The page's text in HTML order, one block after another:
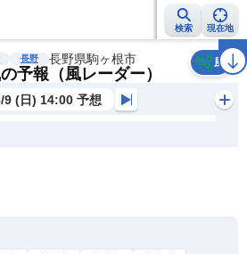
検索 現在地
地震情報 警報・注意報 2週間天気 ラ
長野 長野県駒ヶ根市
予報（風レーダー）
風
9 (日) 14:00 予想